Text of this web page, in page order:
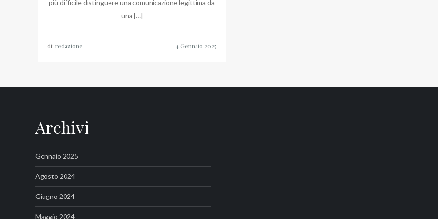
più difficile distinguere una comunicazione legittima da
una […]
di: redazione
Archivi
Gennaio 2025
Agosto 2024
Giugno 2024
Maggio 2024